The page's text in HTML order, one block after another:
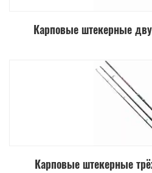
Карповые штекерные
Карповые штекерные